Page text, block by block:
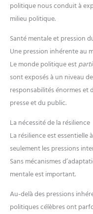
politique nous conduit à
milieu politique.
Santé mentale et pression
Une pression inhérente au
Le monde politique est
sont exposés à un niveau
responsabilités énormes et
presse et du public.
La nécessité de la résilience
La résilience est essentielle
seulement les pressions
Sans mécanismes
mentale est important.
Au-delà des pressions
politiques célèbres ont